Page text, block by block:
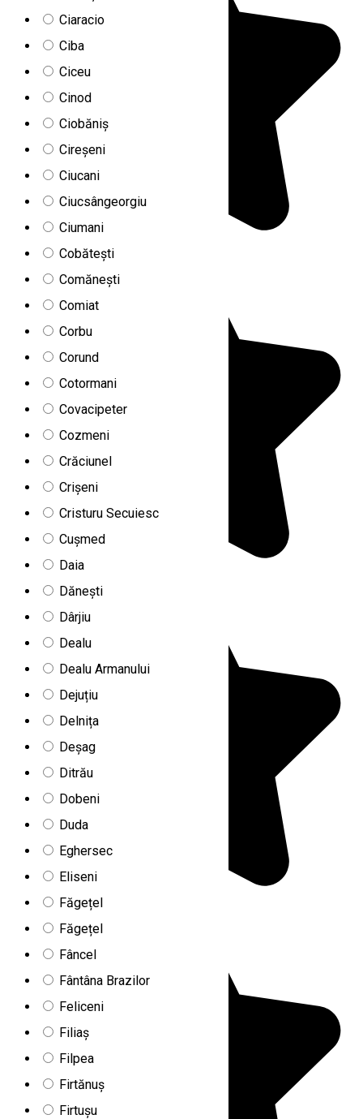
Ciaracio
Ciba
Ciceu
Cinod
Ciobăniș
Cireșeni
Ciucani
Ciucsângeorgiu
Ciumani
Cobătești
Comănești
Comiat
Corbu
Corund
Cotormani
Covacipeter
Cozmeni
Crăciunel
Crișeni
Cristuru Secuiesc
Cușmed
Daia
Dănești
Dârjiu
Dealu
Dealu Armanului
Dejuțiu
Delnița
Deșag
Ditrău
Dobeni
Duda
Eghersec
Eliseni
Făgețel
Făgețel
Fâncel
Fântâna Brazilor
Feliceni
Filiaș
Filpea
Firtănuș
Firtușu